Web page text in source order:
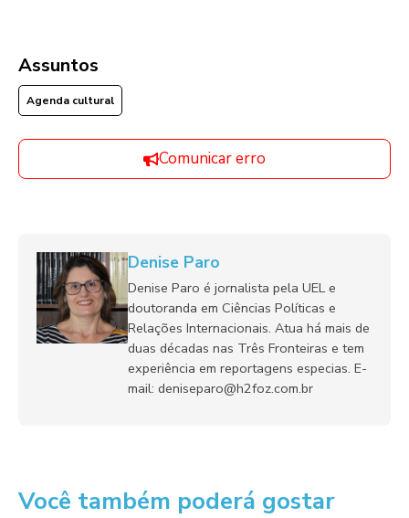
Assuntos
Agenda cultural
Comunicar erro
Denise Paro
Denise Paro é jornalista pela UEL e
doutoranda em Ciências Políticas e
Relações Internacionais. Atua há mais de
duas décadas nas Três Fronteiras e tem
experiência em reportagens especias. E-
mail: deniseparo@h2foz.com.br
Você também poderá gostar